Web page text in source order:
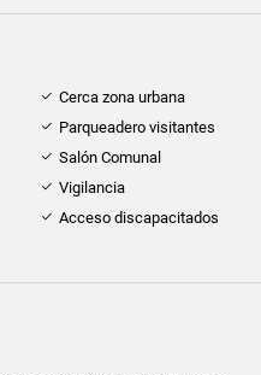
Cerca zona urbana
Parqueadero visitantes
Salón Comunal
Vigilancia
Acceso discapacitados